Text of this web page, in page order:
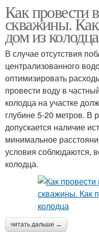
Как провести
скважины.
дом из колодца
В случае отсутствия
централизованного
оптимизировать
провести воду в
колодца на участке
глубине 5-20 метров. В
допускается наличие
минимальное
условия соблюдаются,
колодца.
читать дальше →